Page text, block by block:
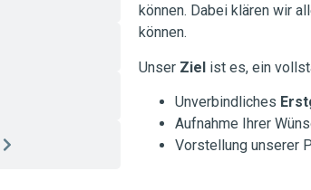
können. Dabei klären wir
können.
Unser Zielist es, ein
Unverbindliches
Aufnahme Ihrer
Vorstellung unserer